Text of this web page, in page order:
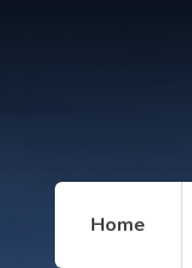
Home